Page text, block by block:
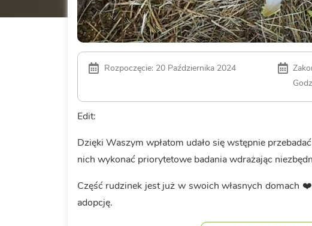
Rozpoczęcie: 20 Października 2024
Edit:
Dzięki Waszym wpłatom udało się wstępnie
nich wykonać priorytetowe badania wdrażając
Część rudzinek jest już w swoich własnych domach
adopcję.